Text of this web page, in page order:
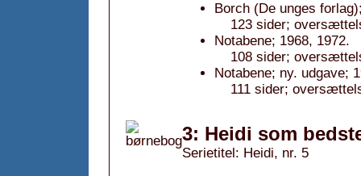
Borch (De unges
123 sider;
Notabene; 1968, 1972.
108 sider;
Notabene; ny. udgave;
111 sider;
3: Heidi som
Serietitel: Heidi, nr. 5